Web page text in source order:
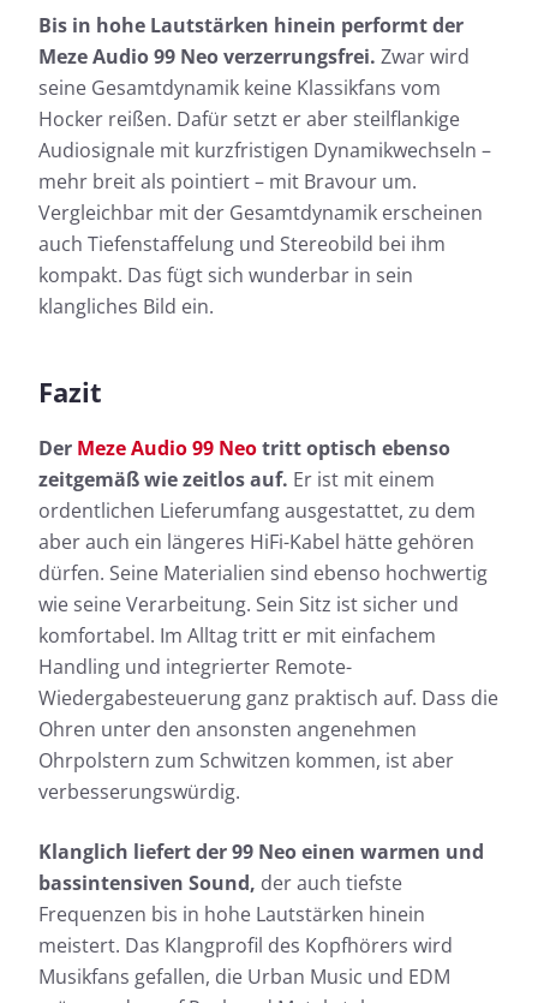
Bis in hohe Lautstärken hinein performt der
Meze Audio 99 Neo verzerrungsfrei. Zwar wird
seine Gesamtdynamik keine Klassikfans vom
Hocker reißen. Dafür setzt er aber steilflankige
Audiosignale mit kurzfristigen Dynamikwechseln –
mehr breit als pointiert – mit Bravour um.
Vergleichbar mit der Gesamtdynamik erscheinen
auch Tiefenstaffelung und Stereobild bei ihm
kompakt. Das fügt sich wunderbar in sein
klangliches Bild ein.
Fazit
Der Meze Audio 99 Neotritt optisch ebenso
zeitgemäß wie zeitlos auf. Er ist mit einem
ordentlichen Lieferumfang ausgestattet, zu dem
aber auch ein längeres HiFi-Kabel hätte gehören
dürfen. Seine Materialien sind ebenso hochwertig
wie seine Verarbeitung. Sein Sitz ist sicher und
komfortabel. Im Alltag tritt er mit einfachem
Handling und integrierter Remote-
Wiedergabesteuerung ganz praktisch auf. Dass die
Ohren unter den ansonsten angenehmen
Ohrpolstern zum Schwitzen kommen, ist aber
verbesserungswürdig.
Klanglich liefert der 99 Neo einen warmen und
bassintensiven Sound, der auch tiefste
Frequenzen bis in hohe Lautstärken hinein
meistert. Das Klangprofil des Kopfhörers wird
Musikfans gefallen, die Urban Music und EDM
Messdaten für Meze Audio 99
Neo
Fast jeder Test-Kopfhörer wird von uns geprüft:
Neben der Ermittlung des Frequenzgangs, dem
Herzstück unserer Messungen, messen wir auch die
Auswirkungen der Geräusche, die von außen nach
innen dringen.
Frequenzgang: Einfach
Außendämpfung